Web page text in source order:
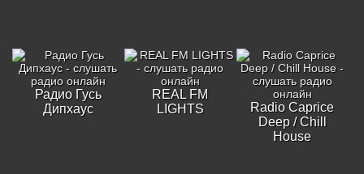
Радио Гусь
Дипхаус
REAL FM
LIGHTS
Radio Caprice
Deep / Chill
House